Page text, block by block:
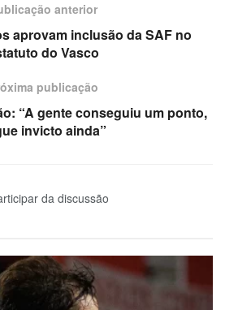
anterior
aprovam inclusão da SAF no
do Vasco
publicação
“A gente conseguiu um ponto,
invicto ainda”
da discussão